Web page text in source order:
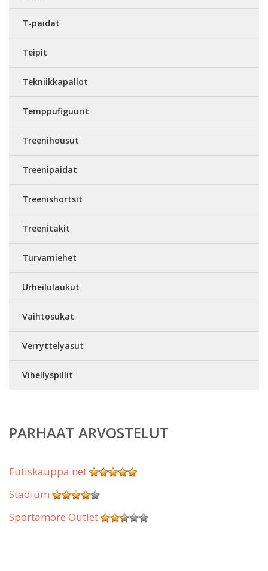
T-paidat
Teipit
Tekniikkapallot
Temppufiguurit
Treenihousut
Treenipaidat
Treenishortsit
Treenitakit
Turvamiehet
Urheilulaukut
Vaihtosukat
Verryttelyasut
Vihellyspillit
PARHAAT ARVOSTELUT
Futiskauppa.net
Stadium
Sportamore Outlet